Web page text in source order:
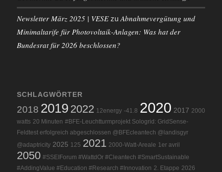
Newsletter März 2025 | VESEzu Abnahmevergütung und
Minimaltarife für Photovoltaik-Anlagen: Was hat der
Bundesrat für 2026 beschlossen?
SCHLAGWÖRTER
2018 2019 2022 12energy -41.8 2020 2017 2000
watts 20 Minuten #BFE-Leuchtturmprojekt Sologrid: GridSense-
Feldtest erfolgreich abgeschlossen @BFEcleantech @landisgyr
@adaptricity 2025 125 2021 2000-Watt-Areale 1er avril
2050 #SSEIForum #WattdOr #Cleantech #SmartSustainable
#AddingValue #Education #Research #Innovation 2. Etappe 2026